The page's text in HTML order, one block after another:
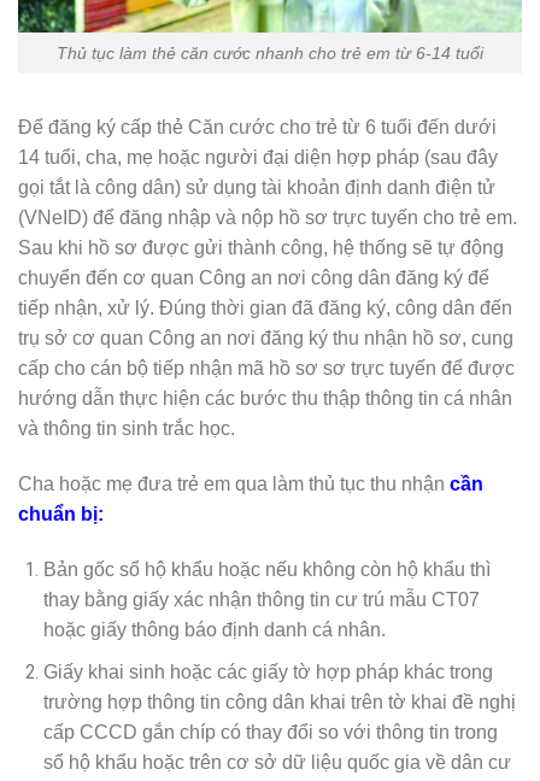
Thủ tục làm thẻ căn cước nhanh cho trẻ em từ 6-14 tuổi
Để đăng ký cấp thẻ Căn cước cho trẻ từ 6 tuổi đến dưới
14 tuổi, cha, mẹ hoặc người đại diện hợp pháp (sau đây
gọi tắt là công dân) sử dụng tài khoản định danh điện tử
(VNeID) để đăng nhập và nộp hồ sơ trực tuyến cho trẻ em.
Sau khi hồ sơ được gửi thành công, hệ thống sẽ tự động
chuyển đến cơ quan Công an nơi công dân đăng ký để
tiếp nhận, xử lý. Đúng thời gian đã đăng ký, công dân đến
trụ sở cơ quan Công an nơi đăng ký thu nhận hồ sơ, cung
cấp cho cán bộ tiếp nhận mã hồ sơ sơ trực tuyến để được
hướng dẫn thực hiện các bước thu thập thông tin cá nhân
và thông tin sinh trắc học.
Cha hoặc mẹ đưa trẻ em qua làm thủ tục thu nhận cần
chuẩn bị:
Bản gốc sổ hộ khẩu hoặc nếu không còn hộ khẩu thì
thay bằng giấy xác nhận thông tin cư trú mẫu CT07
hoặc giấy thông báo định danh cá nhân.
Giấy khai sinh hoặc các giấy tờ hợp pháp khác trong
trường hợp thông tin công dân khai trên tờ khai đề nghị
cấp CCCD gắn chíp có thay đổi so với thông tin trong
sổ hộ khẩu hoặc trên cơ sở dữ liệu quốc gia về dân cư